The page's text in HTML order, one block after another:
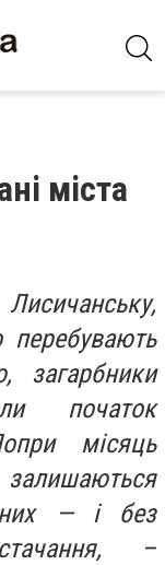
міста
загарбники
початок
місяць
— і без
–